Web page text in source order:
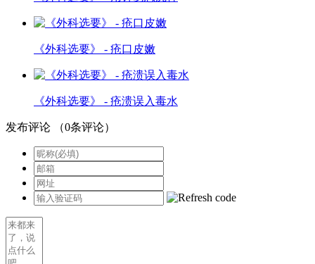
《外科选要》 - 疮口皮嫩
《外科选要》 - 疮溃误入毒水
发布评论 （0条评论）